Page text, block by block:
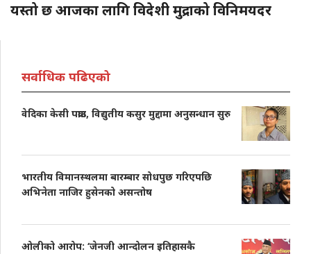
यस्तो छ आजका लागि विदेशी मुद्राको विनिमयदर
सर्वाधिक पढिएको
वेदिका केसी पक्राउ, विद्युतीय कसुर मुद्दामा अनुसन्धान सुरु
भारतीय विमानस्थलमा बारम्बार सोधपुछ गरिएपछि
अभिनेता नाजिर हुसेनको असन्तोष
ओलीको आरोप: ‘जेनजी आन्दोलन इतिहासकै